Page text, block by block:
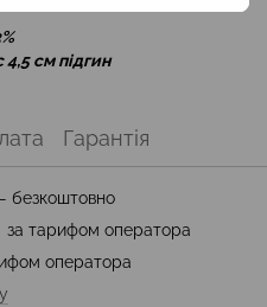
см підгин
Гарантія
безкоштовно
тарифом оператора
оператора